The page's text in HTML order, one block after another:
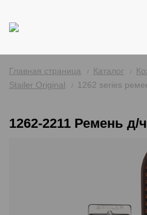
Главная страница Каталог
Stailer Original
1262 series
1262-2211 Ремень д/